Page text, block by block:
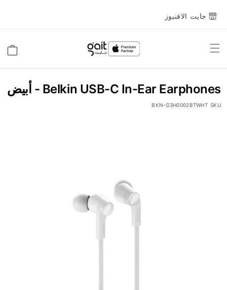
جايت الافنيوز
Toggle
Belkin USB-C In-Ear Earphones - أبيض
SKU
BKN-G3H0002BTWHT